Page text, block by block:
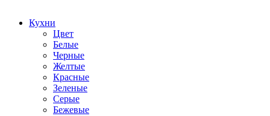
Кухни
Цвет
Белые
Черные
Желтые
Красные
Зеленые
Серые
Бежевые